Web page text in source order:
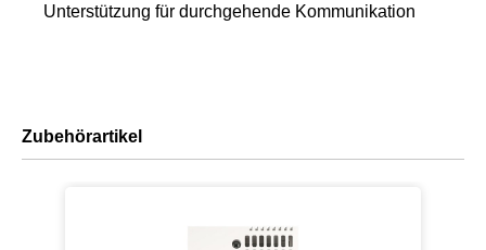
Unterstützung für durchgehende Kommunikation
Zubehörartikel